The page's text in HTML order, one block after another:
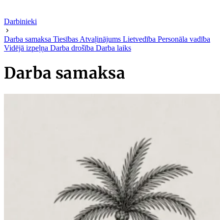
Darbinieki
Darba samaksa Tiesības Atvaļinājums Lietvedība Personāla vadība
Vidējā izpeļņa Darba drošība Darba laiks
Darba samaksa